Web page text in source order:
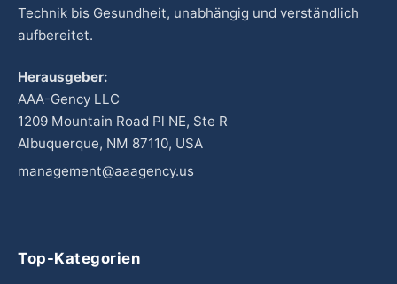
Technik bis Gesundheit, unabhängig und verständlich
aufbereitet.
Herausgeber:
AAA-Gency LLC
1209 Mountain Road Pl NE, Ste R
Albuquerque, NM 87110, USA
management@aaagency.us
Top-Kategorien